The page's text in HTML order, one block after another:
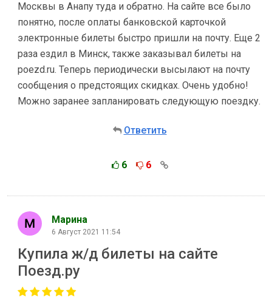
Москвы в Анапу туда и обратно. На сайте все было
понятно, после оплаты банковской карточкой
электронные билеты быстро пришли на почту. Еще 2
раза ездил в Минск, также заказывал билеты на
poezd.ru. Теперь периодически высылают на почту
сообщения о предстоящих скидках. Очень удобно!
Можно заранее запланировать следующую поездку.
Ответить
6 6
Марина
6 Август 2021 11:54
Купила ж/д билеты на сайте
Поезд.ру